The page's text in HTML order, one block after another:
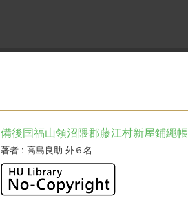
備後国福山領沼隈郡藤江村新屋鋪繩帳
著者: 高島良助 外６名